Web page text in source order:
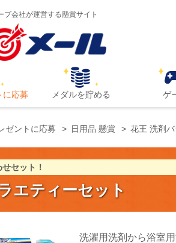
プ会社が運営する懸賞サイト
に応募 メダルを貯める ゲ
ゼントに応募 日用品 懸賞 花王 洗剤
セット！
エティーセット
洗濯用洗剤から浴室